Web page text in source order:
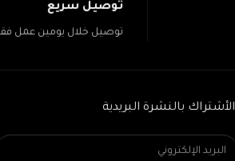
توصيل سريع
توصيل خلال يومين عمل
الأشتراك بالنشرة البريدية